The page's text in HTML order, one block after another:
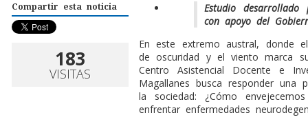
Compartir esta noticia
183
VISITAS
Estudio
con apoyo del
En este extremo austral, donde
de oscuridad y el viento marca
Centro Asistencial Docente e
Magallanes busca responder
la sociedad: ¿Cómo
enfrentar enfermedades